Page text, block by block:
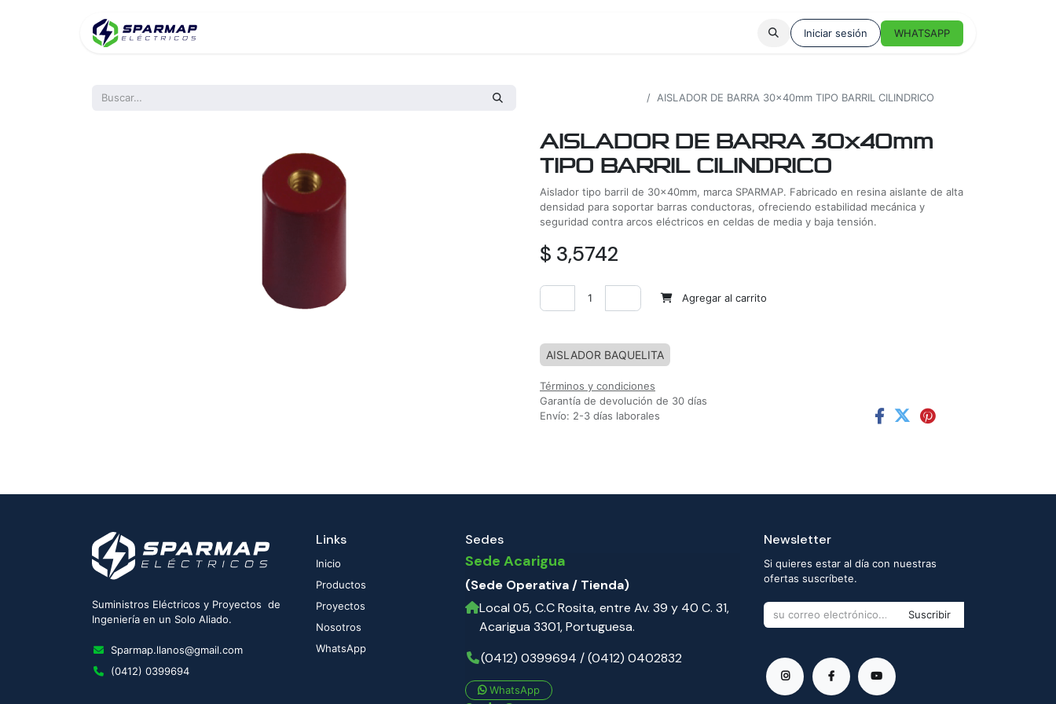
Iniciar sesión WHATSAPP
AISLADOR DE BARRA 30x40mm TIPO BARRIL CILINDRICO
AISLADOR DE BARRA 30x40mm
TIPO BARRIL CILINDRICO
Aislador tipo barril de 30x40mm, marca SPARMAP. Fabricado en resina aislante de alta
densidad para soportar barras conductoras, ofreciendo estabilidad mecánica y
seguridad contra arcos eléctricos en celdas de media y baja tensión.
$ 3,5742
Agregar al carrito
AISLADOR BAQUELITA
Términos y condiciones
Garantía de devolución de 30 días
Envío: 2-3 días laborales
Suministros Eléctricos y Proyectos de
Ingeniería en un Solo Aliado.
Sparmap.llanos@gmail.com
(0412) 0399694
Links
Inicio
Productos
Proyectos
Nosotros
WhatsApp
Sedes
Sede Acarigua
(Sede Operativa / Tienda)
Local 05, C.C Rosita, entre Av. 39 y 40 C. 31,
Acarigua 3301, Portuguesa.
(0412) 0399694 / (0412) 0402832
WhatsApp
Newsletter
Si quieres estar al día con nuestras
ofertas suscríbete.
Suscribir